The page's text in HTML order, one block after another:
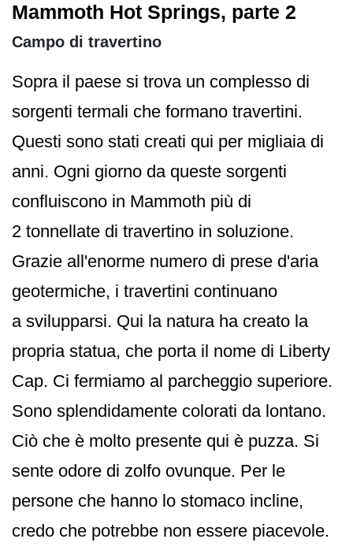
Mammoth Hot Springs, parte 2
Campo di travertino
Sopra il paese si trova un complesso di
sorgenti termali che formano travertini.
Questi sono stati creati qui per migliaia di
anni. Ogni giorno da queste sorgenti
confluiscono in Mammoth più di
2 tonnellate di travertino in soluzione.
Grazie all'enorme numero di prese d'aria
geotermiche, i travertini continuano
a svilupparsi. Qui la natura ha creato la
propria statua, che porta il nome di Liberty
Cap. Ci fermiamo al parcheggio superiore.
Sono splendidamente colorati da lontano.
Ciò che è molto presente qui è puzza. Si
sente odore di zolfo ovunque. Per le
persone che hanno lo stomaco incline,
credo che potrebbe non essere piacevole.